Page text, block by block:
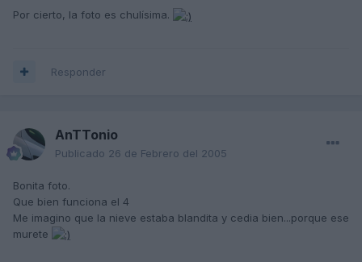
Por cierto, la foto es chulísima.
Responder
AnTTonio
Publicado 26 de Febrero del 2005
Bonita foto.
Que bien funciona el 4
Me imagino que la nieve estaba blandita y cedia bien...porque ese
murete